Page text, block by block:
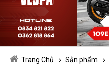
Trang Chủ Sản phẩm